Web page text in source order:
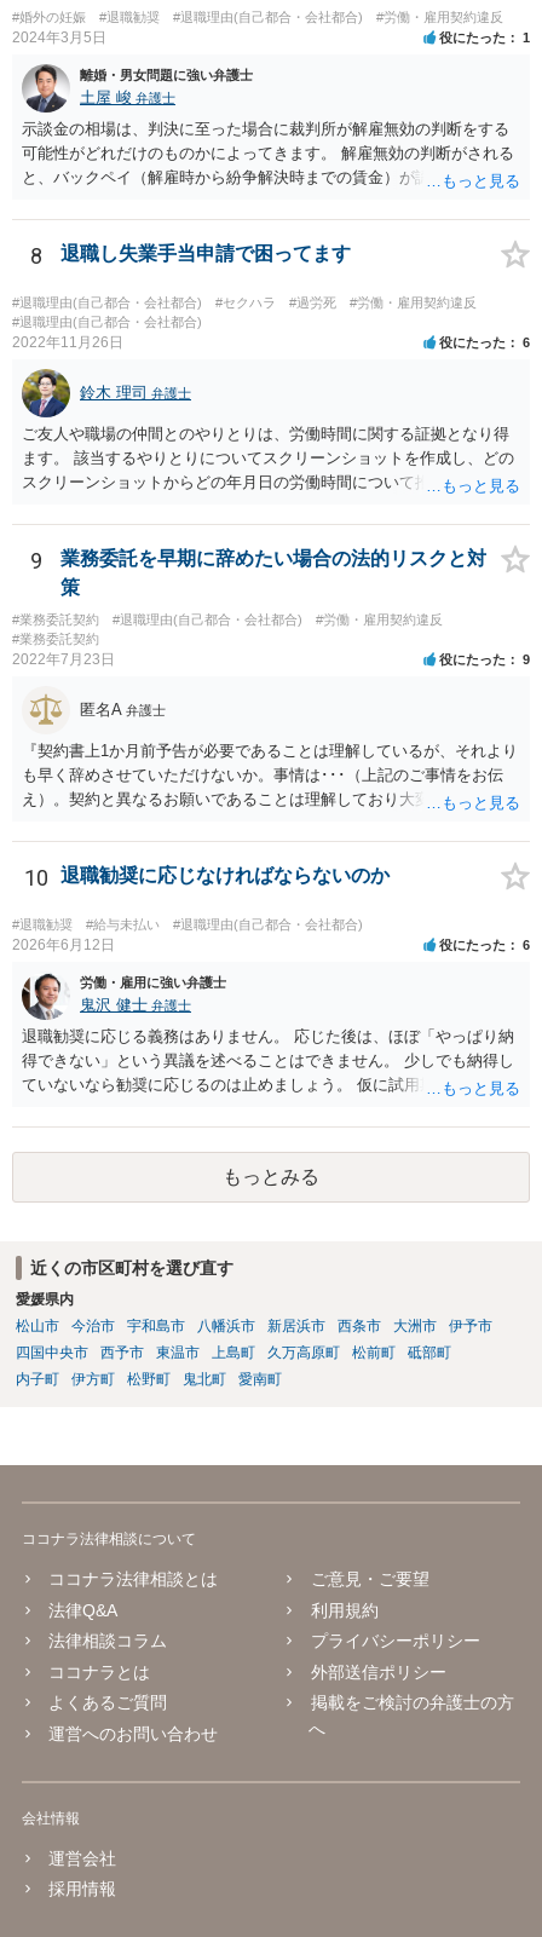
ます。 健康上の理由は「やむを得ない事由」の典型ですが，程度によ
って異なります。 子会社の代表取締役が辞任を認めてくれるのであれ
ば，少なくとも法律上は，親会社（子会社にとっての株主）の承諾は
必要ありません。 なお，子会社の代表取締役には，取締役辞任の登記
をしてもらわなければなりません。 親会社が株主代表訴訟を提起する
ことは理論上可能ですが，あなたに対して追及できる責任は，あなた
自身が会社に対して追う責任（例えば任務懈怠責任）の範囲に留まり
ます。子会社の負債をあなたに負わせることはできません。 実際上問
いてくれないと，辞任の登記をするためには，最終的には訴訟を提起
#婚外の妊娠 #退職勧奨 #退職理由(自己都合・会社都合) #労働・雇用契約違反
2024年3月5日 役にたった 1
離婚・男女問題に強い弁護士
土屋 峻 弁護士
示談金の相場は、判決に至った場合に裁判所が解雇無効の判断をする
可能性がどれだけのものかによってきます。 解雇無効の判断がされる
と、バックペイ（解雇時から紛争解決時までの賃金）が認められるの
準となります。解決金の基準は、半年から１年程度の賃金相当額くら
いだと思います。 この件は、弁護士に具体的な内容について、ご相談
8 退職し失業手当申請で困ってます
#退職理由(自己都合・会社都合) #セクハラ #過労死
#労働・雇用契約違反
#退職理由(自己都合・会社都合)
2022年11月26日 役にたった 6
鈴木 理司 弁護士
ご友人や職場の仲間とのやりとりは、労働時間に関する証拠となり得
ます。 該当するやりとりについてスクリーンショットを作成し、どの
スクリーンショットからどの年月日の労働時間について推定できるか
9
業務委託を早期に辞めたい場合の法的リスクと対
策
#業務委託契約 #退職理由(自己都合・会社都合)
#労働・雇用契約違反
#業務委託契約
2022年7月23日 役にたった 9
匿名A 弁護士
『契約書上1か月前予告が必要であることは理解しているが、それより
も早く辞めさせていただけないか。事情は･･･（上記のご事情をお伝
え）。契約と異なるお願いであることは理解しており大変申し訳ない
しょうか。 先方は事業の一環として業務委託をしていますので、契約
書の内容をベースに話をしてくるものと思います。 ですので、契約の
規定を理解していることを示した上で、それでもなお事情があるため
真摯にお願いしたい、とお伝えした方が、多少は話が進みやすいかと
思います。
10 退職勧奨に応じなければならないのか
#退職勧奨 #給与未払い #退職理由(自己都合・会社都合)
2026年6月12日 役にたった 6
労働・雇用に強い弁護士
鬼沢 健士 弁護士
退職勧奨に応じる義務はありません。 応じた後は、ほぼ「やっぱり納
得できない」という異議を述べることはできません。 少しでも納得し
ていないなら勧奨に応じるのは止めましょう。 仮に試用期間満了時に
もっとみる
近くの市区町村を選び直す
愛媛県内
松山市
今治市 宇和島市 八幡浜市 新居浜市 西条市 大洲市
伊予市
四国中央市
西予市 東温市 上島町 久万高原町 松前町
砥部町
内子町
伊方町 松野町 鬼北町 愛南町
ココナラ法律相談について
ココナラ法律相談とは
法律Q&A
法律相談コラム
ココナラとは
よくあるご質問
運営へのお問い合わせ
ご意見・ご要望
利用規約
プライバシーポリシー
外部送信ポリシー
掲載をご検討の弁護士の方
へ
会社情報
運営会社
採用情報